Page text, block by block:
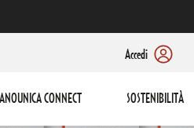
Accedi
CONNECT SOSTENIBILITÀ